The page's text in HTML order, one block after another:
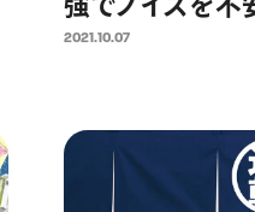
敏感な20代～30
始
2021.10.07